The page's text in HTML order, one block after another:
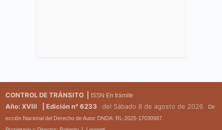
CONTROL DE TRÁNSITO | ISSN En trámite
Año: XVIII | Edición n° 6233 del Sábado 8 de agosto de 2026
Dir
ección Nacional del Derecho de Autor DNDA: RL-2025-17030987.